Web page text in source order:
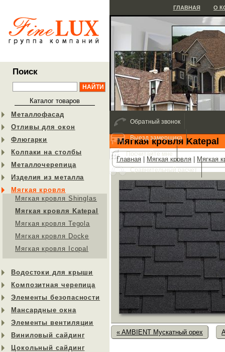
Поиск
Каталог товаров
Металлофасад
Отливы для окон
Флюгарки
Колпаки на столбы
Металлочерепица
Изделия из металла
Мягкая кровля
Мягкая кровля Shinglas
Мягкая кровля Katepal
Мягкая кровля Tegola
Мягкая кровля Docke
Мягкая кровля Icopal
Водостоки для крыши
Композитная черепица
Элементы безопасности
Мансардные окна
Элементы вентиляции
Виниловый сайдинг
Цокольный сайдинг
ГЛАВНАЯ О
Мягкая кровля Katepal
Главная Мягкая кровля Мягкая
« AMBIENT Мускатный орех
Обратный звонок
Выезд замерщика
Посчитайте мне
Сравнительный расчет